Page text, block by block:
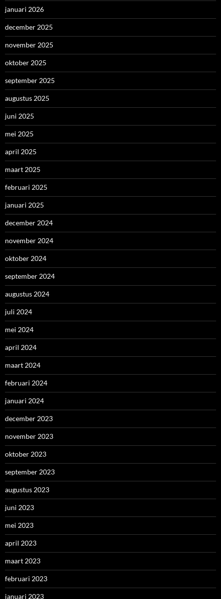
januari 2026
december 2025
november 2025
oktober 2025
september 2025
augustus 2025
juni 2025
mei 2025
april 2025
maart 2025
februari 2025
januari 2025
december 2024
november 2024
oktober 2024
september 2024
augustus 2024
juli 2024
mei 2024
april 2024
maart 2024
februari 2024
januari 2024
december 2023
november 2023
oktober 2023
september 2023
augustus 2023
juni 2023
mei 2023
april 2023
maart 2023
februari 2023
januari 2023